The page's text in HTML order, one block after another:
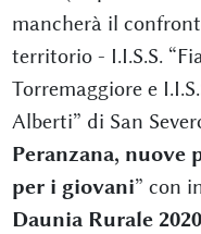
mancherà il
territorio - I.I.S.S.
Torremaggiore e
Alberti” di San
Peranzana, nuove
per i giovani” con
Daunia Rurale 2020